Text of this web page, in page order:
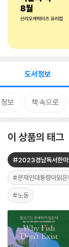
도서정보
보 책 속으로
이 상품의 태그
#2023경남독서한마
#문재인대통령이읽은
#노동